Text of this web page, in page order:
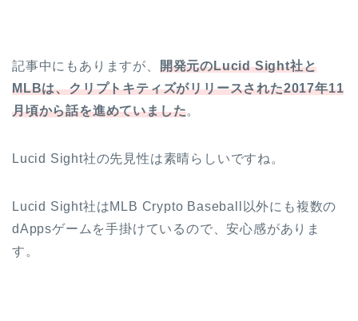
記事中にもありますが、 開発元のLucid Sight社と
MLBは、クリプトキティズがリリースされた2017年11
月頃から話を進めていました。
Lucid Sight社の先見性は素晴らしいですね。
Lucid Sight社はMLB Crypto Baseball以外にも複数の
dAppsゲームを手掛けているので、安心感がありま
す。